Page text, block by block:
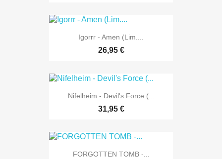
Igorrr - Amen (Lim....
26,95 €
Nifelheim - Devil's Force (...
31,95 €
FORGOTTEN TOMB -...